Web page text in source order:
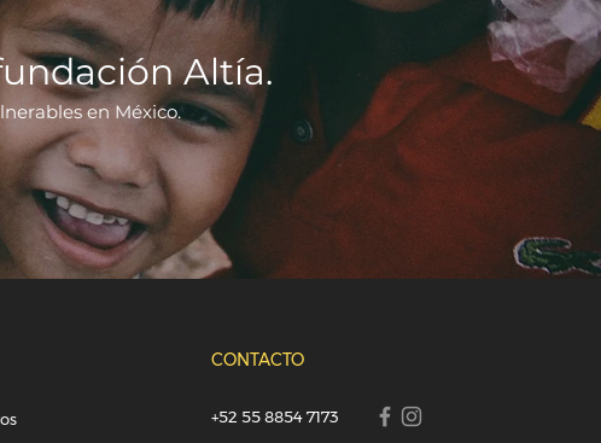
CONTACTO
+52 55 8854 7173
Altía.
lnerables en México.